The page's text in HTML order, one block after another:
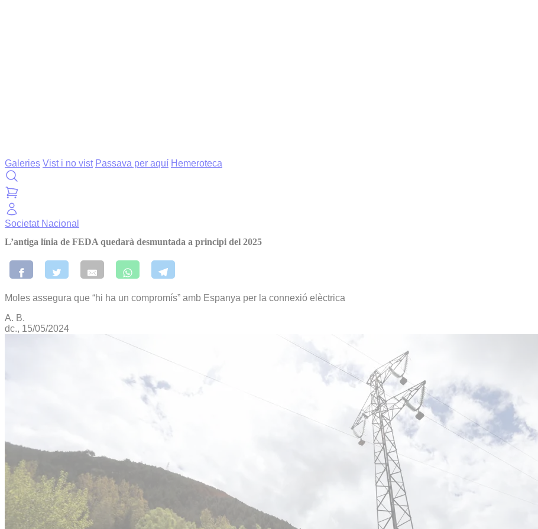
Galeries Vist i no vist Passava per aquí Hemeroteca
Societat Nacional
L’antiga línia de FEDA quedarà desmuntada a principi del 2025
Moles assegura que “hi ha un compromís” amb Espanya per la connexió elèctrica
A. B.
dc., 15/05/2024